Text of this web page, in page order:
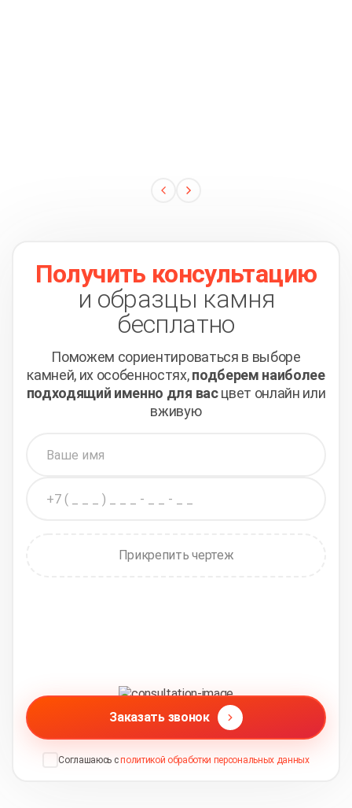
Получить консультацию
и образцы камня
бесплатно
Поможем сориентироваться в выборе
камней, их особенностях,подберем наиболее
подходящий именно для васцвет онлайн или
вживую
Прикрепить чертеж
Заказать звонок
Соглашаюсь с политикой обработки персональных данных